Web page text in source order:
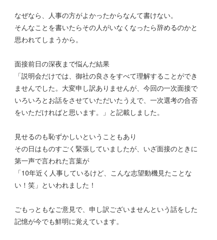
なぜなら、人事の方がよかったからなんて書けない。
そんなことを書いたらその人がいなくなったら辞めるのかと
思われてしまうから。
面接前日の深夜まで悩んだ結果
「説明会だけでは、御社の良さをすべて理解することができ
ませんでした。大変申し訳ありませんが、今回の一次面接で
いろいろとお話をさせていただいたうえで、一次選考の合否
をいただければと思います。」と記載しました。
見せるのも恥ずかしいということもあり
その日はものすごく緊張していましたが、いざ面接のときに
第一声で言われた言葉が
「10年近く人事しているけど、こんな志望動機見たことな
い！笑」といわれました！
ごもっともなご意見で、申し訳ございませんという話をした
記憶が今でも鮮明に覚えています。